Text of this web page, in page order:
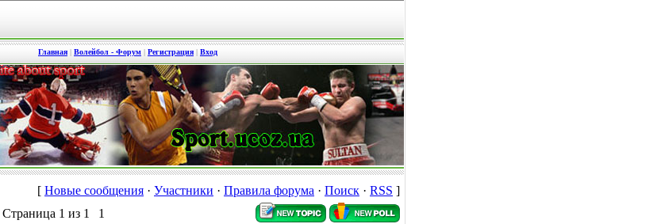
Главная | Волейбол - Форум | Регистрация | Вход
[ Новые сообщения · Участники · Правила форума · Поиск · RSS ]
Страница 1 из 1
1